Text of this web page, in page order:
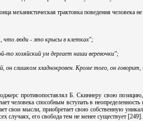
механистическая трактовка поведения
люди - это крысы в клетках";
то хозяйский ум дергает наши веревочки";
он слишком хладнокровен. Кроме того, он
противопоставлял Б. Скиннеру свою
человека способным вступать в
свои мысли, приобретает свою собственную
случаях, его свобода тем не менее существует [249].